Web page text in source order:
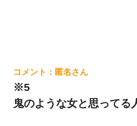
匿名
※5
鬼のような女と思ってる